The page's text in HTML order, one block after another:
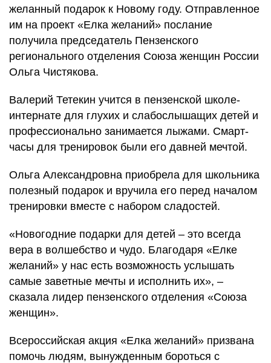
желанный подарок к Новому году. Отправленное
им на проект «Елка желаний» послание
получила председатель Пензенского
регионального отделения Союза женщин России
Ольга Чистякова.
Валерий Тетекин учится в пензенской школе-
интернате для глухих и слабослышащих детей и
профессионально занимается лыжами. Смарт-
часы для тренировок были его давней мечтой.
Ольга Александровна приобрела для школьника
полезный подарок и вручила его перед началом
тренировки вместе с набором сладостей.
«Новогодние подарки для детей – это всегда
вера в волшебство и чудо. Благодаря «Елке
желаний» у нас есть возможность услышать
самые заветные мечты и исполнить их», –
сказала лидер пензенского отделения «Союза
женщин».
Всероссийская акция «Елка желаний» призвана
помочь людям, вынужденным бороться с